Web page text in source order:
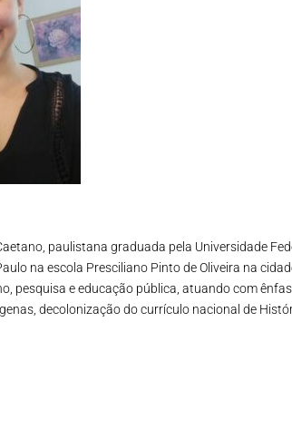
paulistana graduada pela Universidade
na escola Presciliano Pinto de Oliveira na
pesquisa e educação pública, atuando com
decolonização do currículo nacional de